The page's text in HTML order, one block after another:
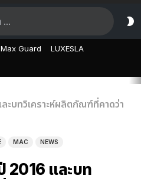
Max Guard LUXESLA
บทวิเคราะห์ผลิตภัณฑ์ที่คาดว่า
MAC NEWS
2016 และบท